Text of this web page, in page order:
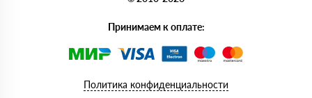
Принимаем к оплате:
Политика конфиденциальности